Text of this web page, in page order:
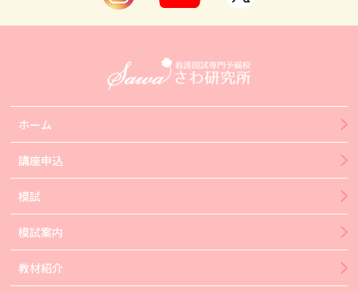
ホーム
講座申込
模試
模試案内
教材紹介